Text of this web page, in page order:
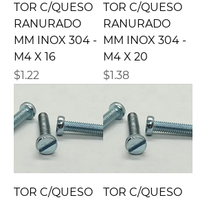
TOR C/QUESO
RANURADO
MM INOX 304 -
M4 X 16
Precio
$1.22
TOR C/QUESO
RANURADO
MM INOX 304 -
M4 X 20
Precio
$1.38
TOR C/QUESO
TOR C/QUESO